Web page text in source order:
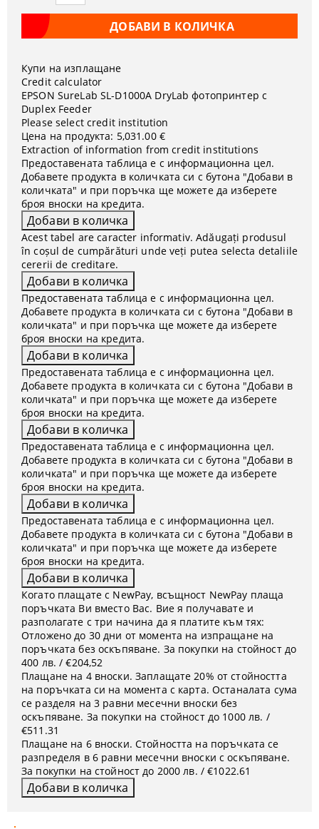
Купи на изплащане
Credit calculator
EPSON SureLab SL-D1000A DryLab фотопринтер с
Duplex Feeder
Please select credit institution
Цена на продукта: 5,031.00 €
Extraction of information from credit institutions
Предоставената таблица е с информационна цел.
Добавете продукта в количката си с бутона "Добави в
количката" и при поръчка ще можете да изберете
броя вноски на кредита.
Acest tabel are caracter informativ. Adăugați produsul
în coșul de cumpărături unde veți putea selecta detaliile
cererii de creditare.
Предоставената таблица е с информационна цел.
Добавете продукта в количката си с бутона "Добави в
количката" и при поръчка ще можете да изберете
броя вноски на кредита.
Предоставената таблица е с информационна цел.
Добавете продукта в количката си с бутона "Добави в
количката" и при поръчка ще можете да изберете
броя вноски на кредита.
Предоставената таблица е с информационна цел.
Добавете продукта в количката си с бутона "Добави в
количката" и при поръчка ще можете да изберете
броя вноски на кредита.
Предоставената таблица е с информационна цел.
Добавете продукта в количката си с бутона "Добави в
количката" и при поръчка ще можете да изберете
броя вноски на кредита.
Когато плащате с NewPay, всъщност NewPay плаща
поръчката Ви вместо Вас. Вие я получавате и
разполагате с три начина да я платите към тях:
Отложено до 30 дни от момента на изпращане на
поръчката без оскъпяване. За покупки на стойност до
400 лв. / €204,52
Плащане на 4 вноски. Заплащате 20% от стойността
на поръчката си на момента с карта. Останалата сума
се разделя на 3 равни месечни вноски без
оскъпяване. За покупки на стойност до 1000 лв. /
€511.31
Плащане на 6 вноски. Стойността на поръчката се
разпределя в 6 равни месечни вноски с оскъпяване.
За покупки на стойност до 2000 лв. / €1022.61